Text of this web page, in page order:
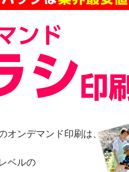
オンデマンド印刷は、
ベルの